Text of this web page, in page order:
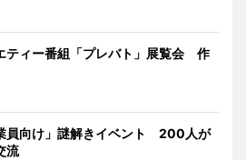
ティー番組「プレバト」展覧会 作
員向け」謎解きイベント 200人が
流